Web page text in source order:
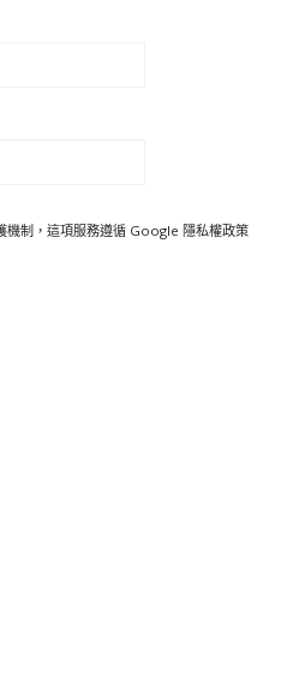
機制，這項服務遵循 Google 隱私權政策